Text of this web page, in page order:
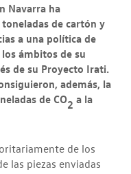
Navarra ha
de cartón y
a una política de
ámbitos de su
de su Proyecto Irati.
además, la
de CO2a la
de los
las piezas enviadas